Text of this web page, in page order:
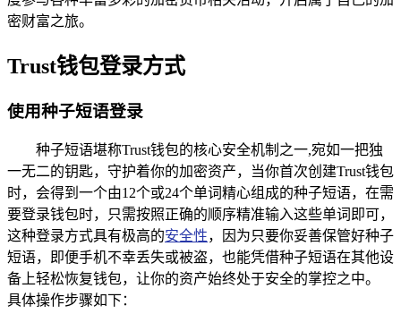
密财富之旅。
Trust钱包登录方式
使用种子短语登录
种子短语堪称Trust钱包的核心安全机制之一,宛如一把独
一无二的钥匙，守护着你的加密资产，当你首次创建Trust钱包
时，会得到一个由12个或24个单词精心组成的种子短语，在需
要登录钱包时，只需按照正确的顺序精准输入这些单词即可，
这种登录方式具有极高的安全性，因为只要你妥善保管好种子
短语，即便手机不幸丢失或被盗，也能凭借种子短语在其他设
备上轻松恢复钱包，让你的资产始终处于安全的掌控之中。
具体操作步骤如下：